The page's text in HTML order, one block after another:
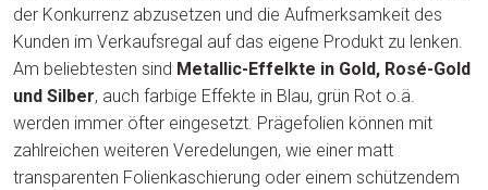
der Konkurrenz abzusetzen und die Aufmerksamkeit des
Kunden im Verkaufsregal auf das eigene Produkt zu lenken.
Am beliebtesten sind Metallic-Effelkte in Gold, Rosé-Gold
und Silber, auch farbige Effekte in Blau, grün Rot o.ä.
werden immer öfter eingesetzt. Prägefolien können mit
zahlreichen weiteren Veredelungen, wie einer matt
transparenten Folienkaschierung oder einem schützendem